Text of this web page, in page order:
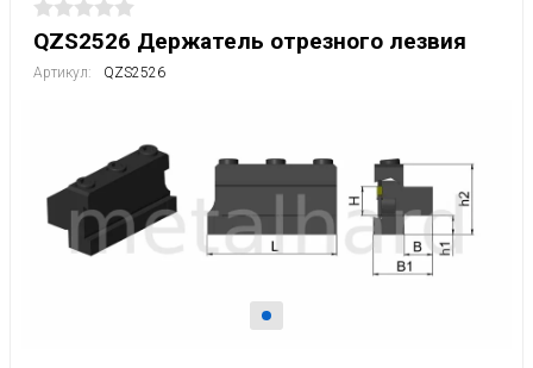
QZS2526 Держатель отрезного лезвия
Артикул: QZS2526